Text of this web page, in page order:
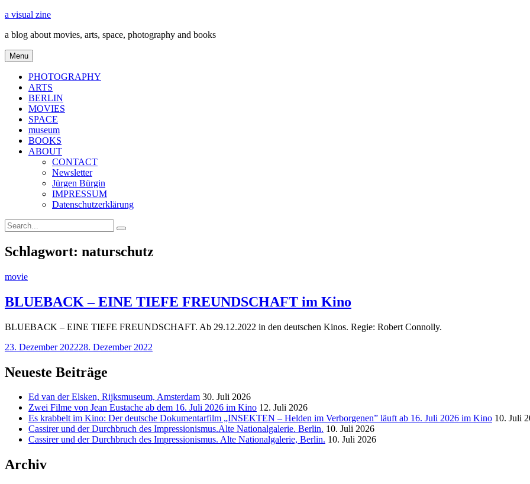
Skip
content
a visual zine
a blog about movies, arts, space, photography and books
Menu
PHOTOGRAPHY
ARTS
BERLIN
MOVIES
SPACE
museum
BOOKS
ABOUT
CONTACT
Newsletter
Jürgen Bürgin
IMPRESSUM
Datenschutzerklärung
Search
for:
Search
Schlagwort: naturschutz
Categories
movie
BLUEBACK – EINE TIEFE FREUNDSCHAFT im Kino
BLUEBACK – EINE TIEFE FREUNDSCHAFT. Ab 29.12.2022 in den deutschen Kinos. Regie: Robert Con­nol­ly.
23. Dezember 202228. Dezember 2022
Neueste Beiträge
Ed van der Elsken, Rijksmuseum, Amsterdam 30. Juli 2026
Zwei Filme von Jean Eustache ab dem 16. Juli 2026 im Kino 12. Juli 2026
Es krabbelt im Kino: Der deutsche Dokumentarfilm „INSEKTEN – Helden im Verborgenen” läuft ab 16. Juli 2026 im Kino 10. Juli
Cassirer und der Durchbruch des Impressionismus.Alte Nationalgalerie. Berlin. 10. Juli 2026
Cassirer und der Durchbruch des Impressionismus. Alte Nationalgalerie, Berlin. 10. Juli 2026
Archiv